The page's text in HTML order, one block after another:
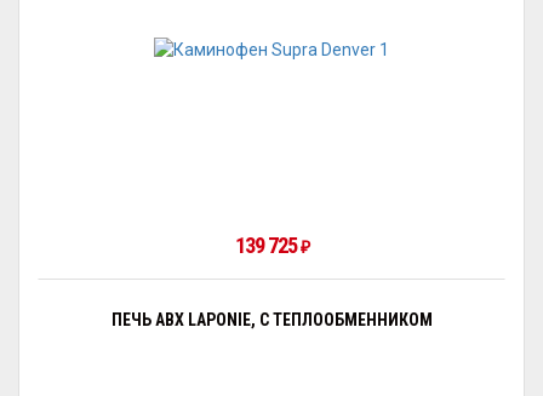
139 725 ₽
ПЕЧЬ ABX LAPONIE, С ТЕПЛООБМЕННИКОМ